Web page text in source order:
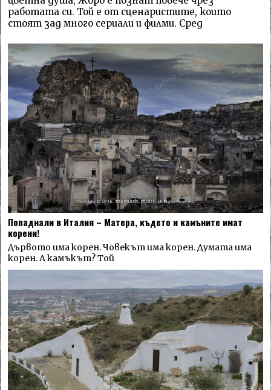
работата си. Той е от сценаристите, които
стоят зад много сериали и филми. Сред
Попаднали в Италия – Матера, където и камъните имат
корени!
Дървото има корен. Човекът има корен. Думата има
корен. А камъкът? Той